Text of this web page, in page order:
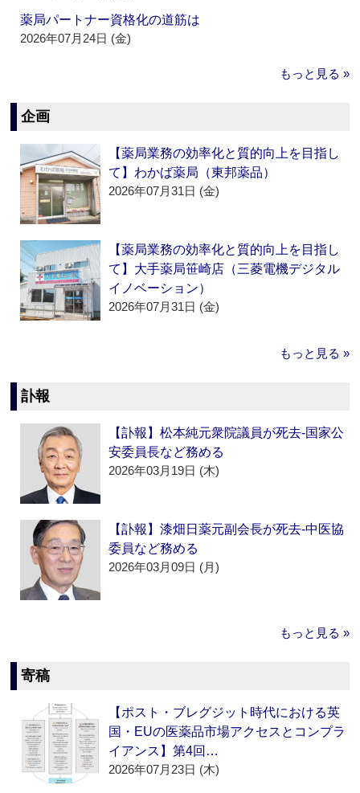
薬局パートナー資格化の道筋は
2026年07月24日 (金)
もっと見る »
企画
【薬局業務の効率化と質的向上を目指し
て】わかば薬局（東邦薬品）
2026年07月31日 (金)
【薬局業務の効率化と質的向上を目指し
て】大手薬局笹崎店（三菱電機デジタル
イノベーション）
2026年07月31日 (金)
もっと見る »
訃報
【訃報】松本純元衆院議員が死去‐国家公
安委員長など務める
2026年03月19日 (木)
【訃報】漆畑日薬元副会長が死去‐中医協
委員など務める
2026年03月09日 (月)
もっと見る »
寄稿
【ポスト・ブレグジット時代における英
国・EUの医薬品市場アクセスとコンプラ
イアンス】第4回…
2026年07月23日 (木)